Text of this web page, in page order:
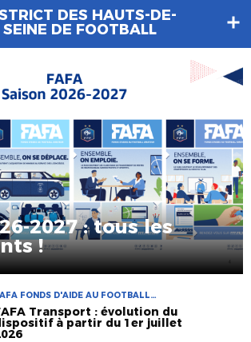
DES HAUTS-DE-
SEINE DE FOOTBALL
2027 : tous les
!
FONDS D'AIDE AU FOOTBALL
VIE DES CLUBS
Transport : évolution du
à partir du 1er juillet